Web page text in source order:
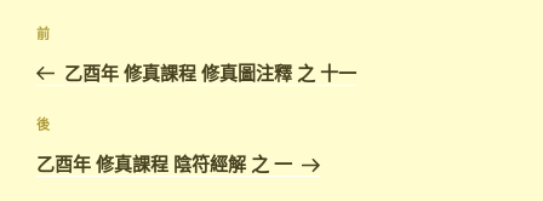
文
導
覽
上
一
篇
文
章
前
乙酉年 修真課程 修真圖注釋 之 十一
下
篇
文
後
乙酉年 修真課程 陰符經解 之 一